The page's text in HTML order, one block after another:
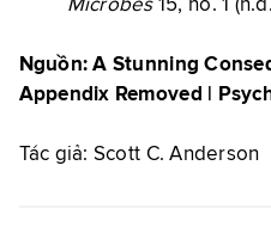
Microbes15, no. 1
Nguồn: A Stunning
Appendix Removed |
Tác giả: Scott C. Anderson